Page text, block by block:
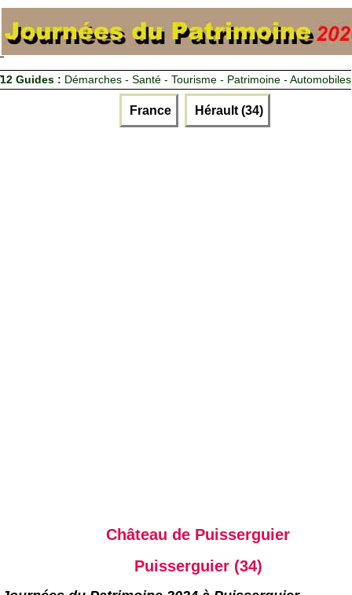
12 Guides : Démarches - Santé - Tourisme - Patrimoine - Automobiles
France Hérault (34)
Château de Puisserguier
Puisserguier (34)